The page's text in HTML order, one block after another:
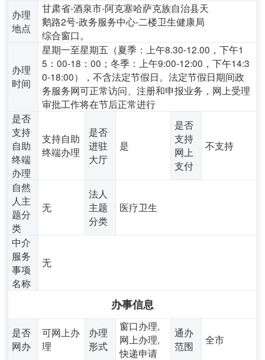
办理
地点
甘肃省-酒泉市-阿克塞哈萨克族自治县天
鹅路2号-政务服务中心-二楼卫生健康局
综合窗口。
办理
时间
星期一至星期五（夏季：上午8.30-12.00，下午1
5：00-18：00；冬季：上午9:00-12:00，下午14:3
0-18:00），不含法定节假日。法定节假日期间政
务服务网可正常访问、注册和申报业务，网上受理
审批工作将在节后正常进行
是否
支持
自助
终端
办理
支持自助
终端办理
是否
进驻
大厅
是
是否
支持
网上
支付
不支持
自然
人主
题分
类
无
法人
主题
分类
医疗卫生
中介
服务
事项
名称
无
办事信息
是否
网办
可网上办
理
办理
形式
窗口办理,
网上办理,
快递申请
通办
范围
全市